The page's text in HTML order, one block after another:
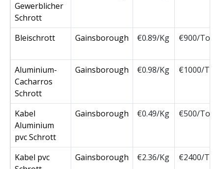
Gewerblicher
Schrott
Bleischrott Gainsborough €0.89/Kg €900/Ton
Aluminium-
Cacharros
Schrott
Gainsborough €0.98/Kg €1000/Ton
Kabel
Aluminium
pvc Schrott
Gainsborough €0.49/Kg €500/Ton
Kabel pvc
Gainsborough €2.36/Kg €2400/Ton